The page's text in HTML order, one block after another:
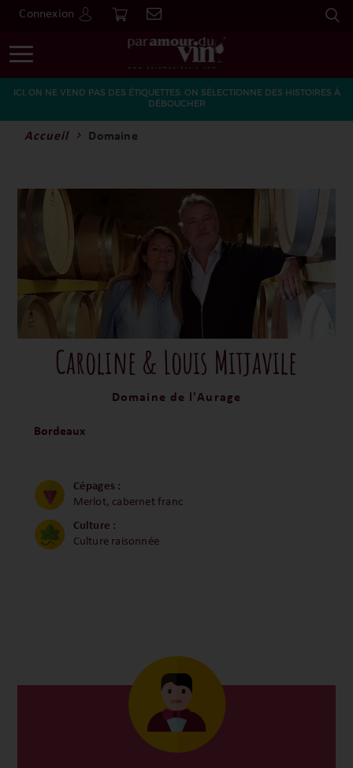
Connexion
ICI, ON NE VEND PAS DES ÉTIQUETTES. ON SÉLECTIONNE DES HISTOIRES À
DÉBOUCHER
Accueil Domaine
Caroline & Louis Mitjavile
Domaine de l'Aurage
Bordeaux
Cépages :
Merlot, cabernet franc
Culture :
Culture raisonnée